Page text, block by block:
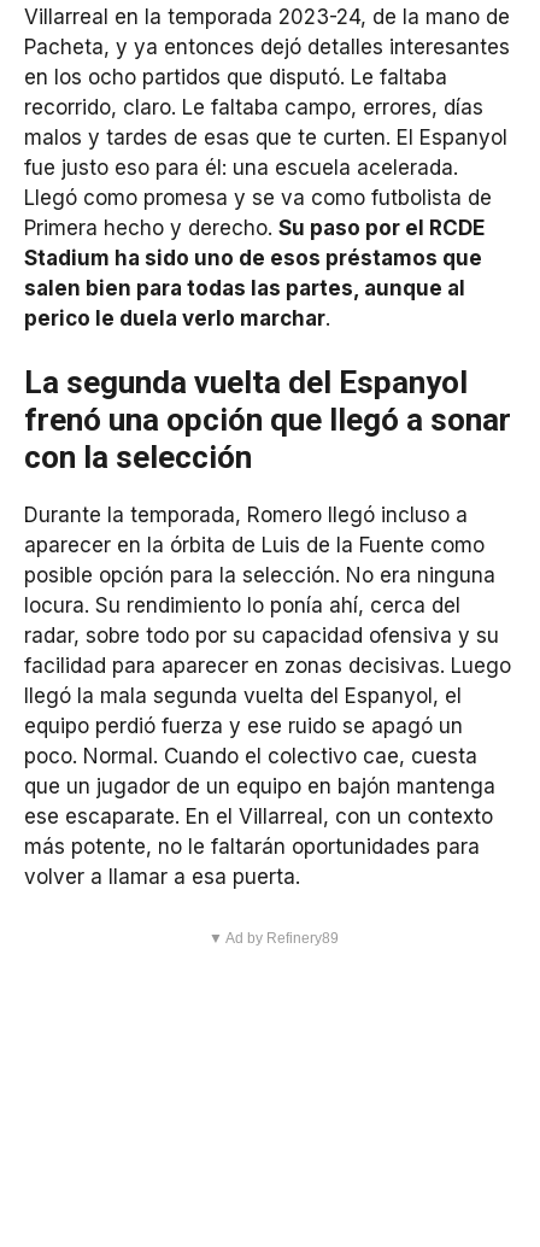
Villarreal en la temporada 2023-24, de la mano de
Pacheta, y ya entonces dejó detalles interesantes
en los ocho partidos que disputó. Le faltaba
recorrido, claro. Le faltaba campo, errores, días
malos y tardes de esas que te curten. El Espanyol
fue justo eso para él: una escuela acelerada.
Llegó como promesa y se va como futbolista de
Primera hecho y derecho. Su paso por el RCDE
Stadium ha sido uno de esos préstamos que
salen bien para todas las partes, aunque al
perico le duela verlo marchar.
La segunda vuelta del Espanyol
frenó una opción que llegó a sonar
con la selección
Durante la temporada, Romero llegó incluso a
aparecer en la órbita de Luis de la Fuente como
posible opción para la selección. No era ninguna
locura. Su rendimiento lo ponía ahí, cerca del
radar, sobre todo por su capacidad ofensiva y su
facilidad para aparecer en zonas decisivas. Luego
llegó la mala segunda vuelta del Espanyol, el
equipo perdió fuerza y ese ruido se apagó un
poco. Normal. Cuando el colectivo cae, cuesta
que un jugador de un equipo en bajón mantenga
ese escaparate. En el Villarreal, con un contexto
más potente, no le faltarán oportunidades para
volver a llamar a esa puerta.
▼ Ad by Refinery89